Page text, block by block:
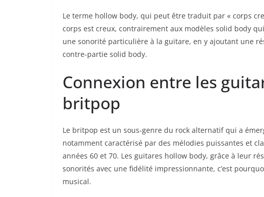
Le terme hollow body, qui‍ peut être traduit ⁢par « corps
corps est ⁤creux, contrairement aux modèles solid body
une sonorité‌ particulière à la guitare, en y ajoutant une
contre-partie solid body.
Connexion entre les
britpop
Le britpop ⁣est un sous-genre du rock alternatif qui a
notamment caractérisé par​ des mélodies puissantes et
⁢années ​60 et 70. Les guitares‍ hollow body,⁣ grâce à leur
sonorités ⁢avec une fidélité impressionnante, c’est
musical.